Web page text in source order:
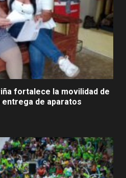
fortalece la movilidad de
de aparatos